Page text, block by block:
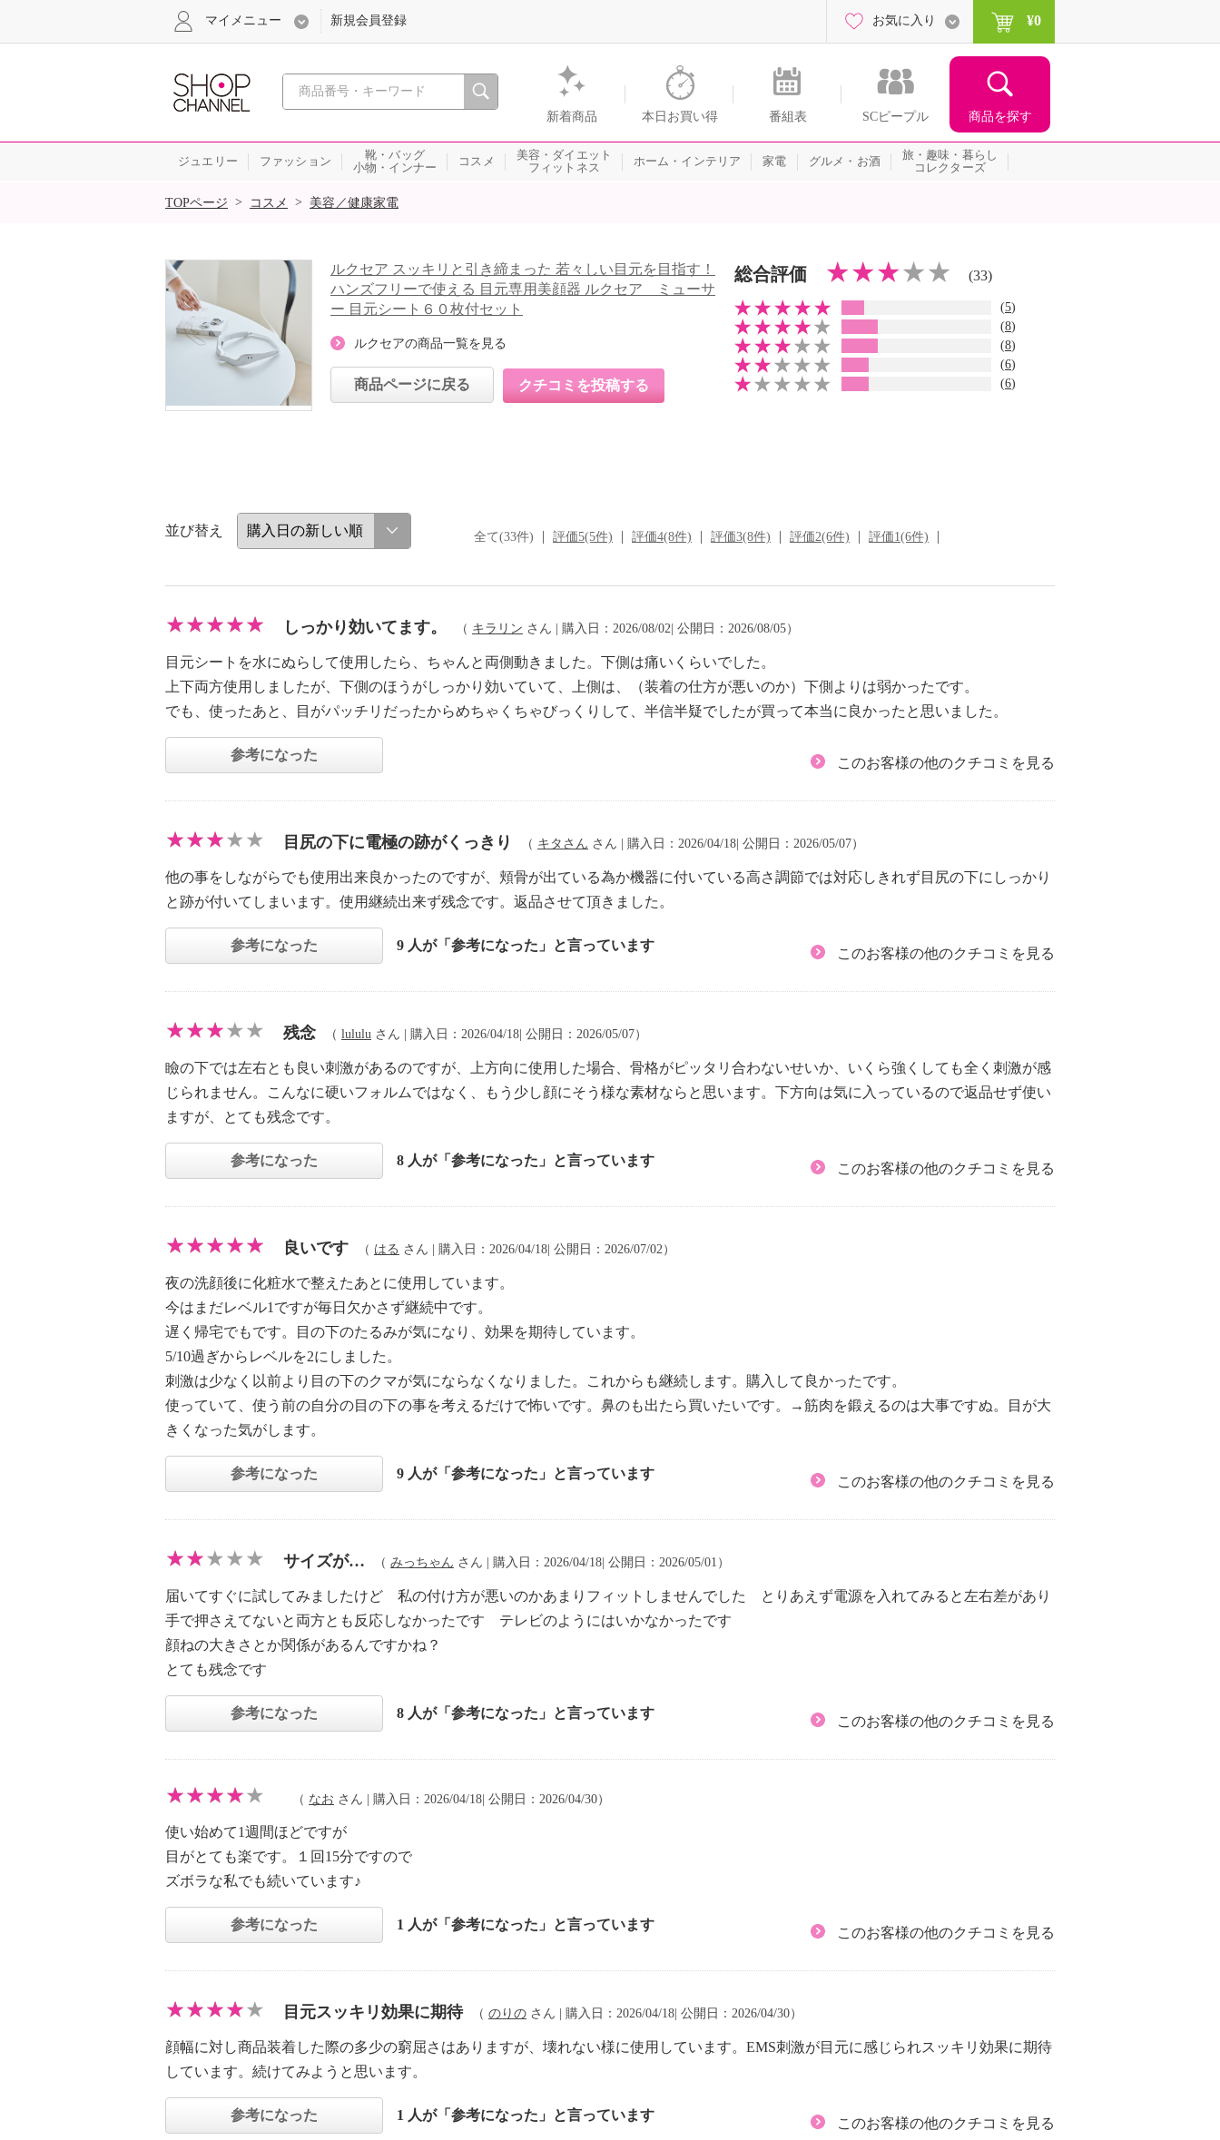
心おどる、瞬間を。通販・テレビショッピングのショップチャンネル
新着商品 本日お買い得 番組表 SCピープル 商品を探す
マイメニュー 新規会員登録 お気に入り ¥0
ジュエリー ファッション
靴・バッグ
小物・インナー
コスメ
美容・ダイエット
フィットネス
ホーム・インテリア 家電 グルメ・お酒
旅・趣味・暮らし
コレクターズ
SALE
TOPページ > コスメ > 美容／健康家電
ルクセア スッキリと引き締まった 若々しい目元を目指す！
ハンズフリーで使える 目元専用美顔器 ルクセア ミューサ
ー 目元シート６０枚付セット
ルクセアの商品一覧を見る
商品ページに戻る クチコミを投稿する
総合評価 (33)
(5)
(8)
(8)
(6)
(6)
並び替え 全て(33件) 評価5(5件) 評価4(8件) 評価3(8件) 評価2(6件) 評価1(6件)
しっかり効いてます。 （ キラリン さん | 購入日：2026/08/02| 公開日：2026/08/05）
目元シートを水にぬらして使用したら、ちゃんと両側動きました。下側は痛いくらいでした。
上下両方使用しましたが、下側のほうがしっかり効いていて、上側は、（装着の仕方が悪いのか）下側よりは弱かったです。
でも、使ったあと、目がパッチリだったからめちゃくちゃびっくりして、半信半疑でしたが買って本当に良かったと思いました。
参考になった
このお客様の他のクチコミを見る
目尻の下に電極の跡がくっきり （ キタさん さん | 購入日：2026/04/18| 公開日：2026/05/07）
他の事をしながらでも使用出来良かったのですが、頬骨が出ている為か機器に付いている高さ調節では対応しきれず目尻の下にしっかり
と跡が付いてしまいます。使用継続出来ず残念です。返品させて頂きました。
参考になった 9 人が「参考になった」と言っています
このお客様の他のクチコミを見る
残念 （ lululu さん | 購入日：2026/04/18| 公開日：2026/05/07）
瞼の下では左右とも良い刺激があるのですが、上方向に使用した場合、骨格がピッタリ合わないせいか、いくら強くしても全く刺激が感
じられません。こんなに硬いフォルムではなく、もう少し顔にそう様な素材ならと思います。下方向は気に入っているので返品せず使い
ますが、とても残念です。
参考になった 8 人が「参考になった」と言っています
このお客様の他のクチコミを見る
良いです （ はる さん | 購入日：2026/04/18| 公開日：2026/07/02）
夜の洗顔後に化粧水で整えたあとに使用しています。
今はまだレベル1ですが毎日欠かさず継続中です。
遅く帰宅でもです。目の下のたるみが気になり、効果を期待しています。
5/10過ぎからレベルを2にしました。
刺激は少なく以前より目の下のクマが気にならなくなりました。これからも継続します。購入して良かったです。
使っていて、使う前の自分の目の下の事を考えるだけで怖いです。鼻のも出たら買いたいです。→筋肉を鍛えるのは大事ですぬ。目が大
きくなった気がします。
参考になった 9 人が「参考になった」と言っています
このお客様の他のクチコミを見る
サイズが… （ みっちゃん さん | 購入日：2026/04/18| 公開日：2026/05/01）
届いてすぐに試してみましたけど 私の付け方が悪いのかあまりフィットしませんでした とりあえず電源を入れてみると左右差があり
手で押さえてないと両方とも反応しなかったです テレビのようにはいかなかったです
顔ねの大きさとか関係があるんですかね？
とても残念です
参考になった 8 人が「参考になった」と言っています
このお客様の他のクチコミを見る
（ なお さん | 購入日：2026/04/18| 公開日：2026/04/30）
使い始めて1週間ほどですが
目がとても楽です。１回15分ですので
ズボラな私でも続いています♪
参考になった 1 人が「参考になった」と言っています
このお客様の他のクチコミを見る
目元スッキリ効果に期待 （ のりの さん | 購入日：2026/04/18| 公開日：2026/04/30）
顔幅に対し商品装着した際の多少の窮屈さはありますが、壊れない様に使用しています。EMS刺激が目元に感じられスッキリ効果に期待
しています。続けてみようと思います。
参考になった 1 人が「参考になった」と言っています
このお客様の他のクチコミを見る